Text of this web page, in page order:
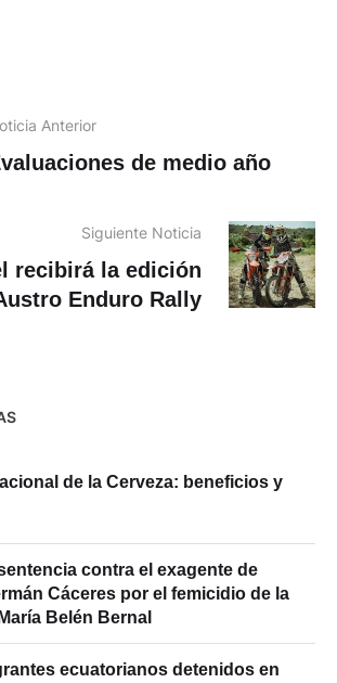
Anterior
de medio año
Siguiente Noticia
recibirá la edición
Enduro Rally
de la Cerveza: beneficios y
contra el exagente de
Cáceres por el femicidio de la
Belén Bernal
ecuatorianos detenidos en